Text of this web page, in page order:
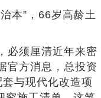
本”，66岁高龄土
须厘清近年来密
官方消息，总投资
与现代化改造项